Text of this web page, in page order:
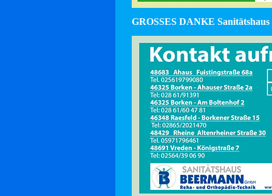
GROSSES DANKE